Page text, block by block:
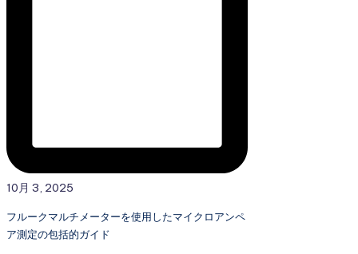
10月 3, 2025
フルークマルチメーターを使用したマイクロアンペ
ア測定の包括的ガイド